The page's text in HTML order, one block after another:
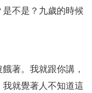
不是？九歲的時候
著。我就跟你講，
就覺著人不知道這